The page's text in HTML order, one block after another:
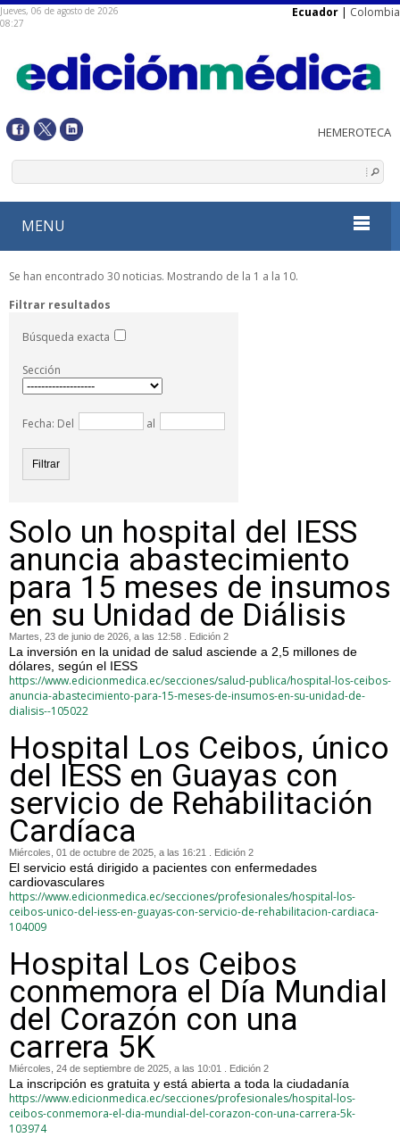
Jueves, 06 de agosto de 2026
08:27
Ecuador | Colombia
MENU
Se han encontrado 30 noticias. Mostrando de la 1 a la 10.
Filtrar resultados
Búsqueda exacta
Sección
Fecha: Del al
Solo un hospital del IESS
anuncia abastecimiento
para 15 meses de insumos
en su Unidad de Diálisis
Martes, 23 de junio de 2026, a las 12:58 . Edición 2
La inversión en la unidad de salud asciende a 2,5 millones de
dólares, según el IESS
https://www.edicionmedica.ec/secciones/salud-publica/hospital-los-ceibos-
anuncia-abastecimiento-para-15-meses-de-insumos-en-su-unidad-de-
dialisis--105022
Hospital Los Ceibos, único
del IESS en Guayas con
servicio de Rehabilitación
Cardíaca
Miércoles, 01 de octubre de 2025, a las 16:21 . Edición 2
El servicio está dirigido a pacientes con enfermedades
cardiovasculares
https://www.edicionmedica.ec/secciones/profesionales/hospital-los-
ceibos-unico-del-iess-en-guayas-con-servicio-de-rehabilitacion-cardiaca-
104009
Hospital Los Ceibos
conmemora el Día Mundial
del Corazón con una
carrera 5K
Miércoles, 24 de septiembre de 2025, a las 10:01 . Edición 2
La inscripción es gratuita y está abierta a toda la ciudadanía
https://www.edicionmedica.ec/secciones/profesionales/hospital-los-
ceibos-conmemora-el-dia-mundial-del-corazon-con-una-carrera-5k-
103974